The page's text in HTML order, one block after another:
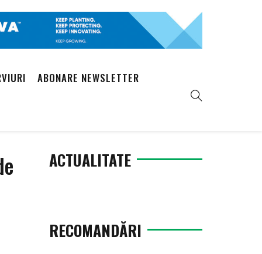
ABONARE NEWSLETTER
ACTUALITATE
RECOMANDĂRI